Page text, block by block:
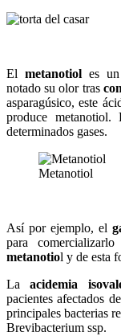
Elmetanotiol es
notado su olor tras
asparagúsico, este
produce
determinados gases.
Metanotiol
Así por ejemplo, el
para comer
metanotiol y de esta
Laacidemia
pacientes afectados
principales bacterias
Brevibacterium ssp.